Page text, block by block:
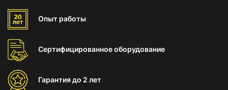
Опыт работы
Сертифицированноеоборудование
Гарантиядо 2 лет